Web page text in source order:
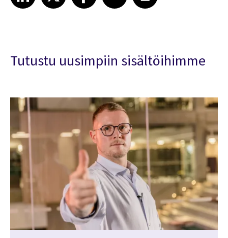
Tutustu uusimpiin sisältöihimme